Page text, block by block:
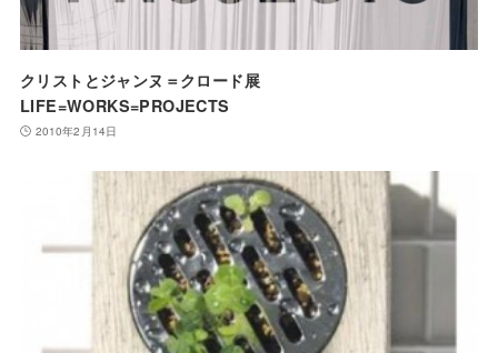
クリストとジャンヌ＝クロード展
LIFE=WORKS=PROJECTS
2010年2月14日